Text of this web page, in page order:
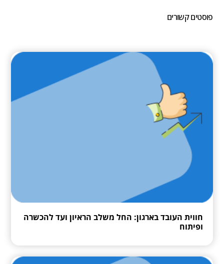
פוסטים קשורים
חווית העובד בארגון: החל משלב הראיון ועד להכשרה
ופיתוח